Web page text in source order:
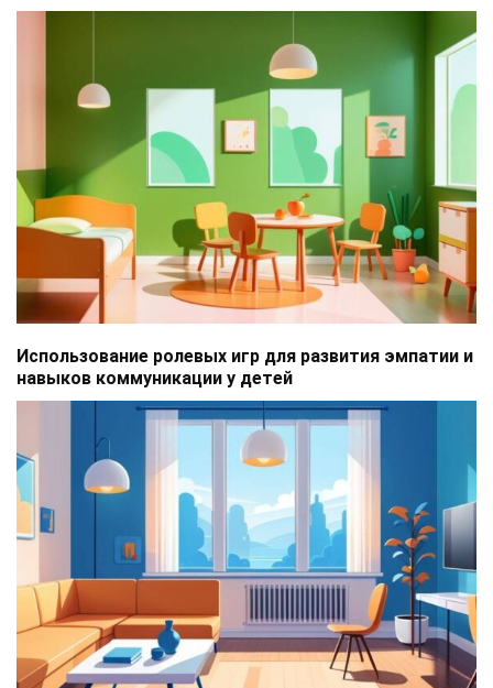
Использование ролевых игр для развития эмпатии и
навыков коммуникации у детей